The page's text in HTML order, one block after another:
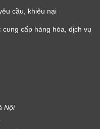
cầu, khiêu nại
cấp hàng hóa, dịch vụ
Nội